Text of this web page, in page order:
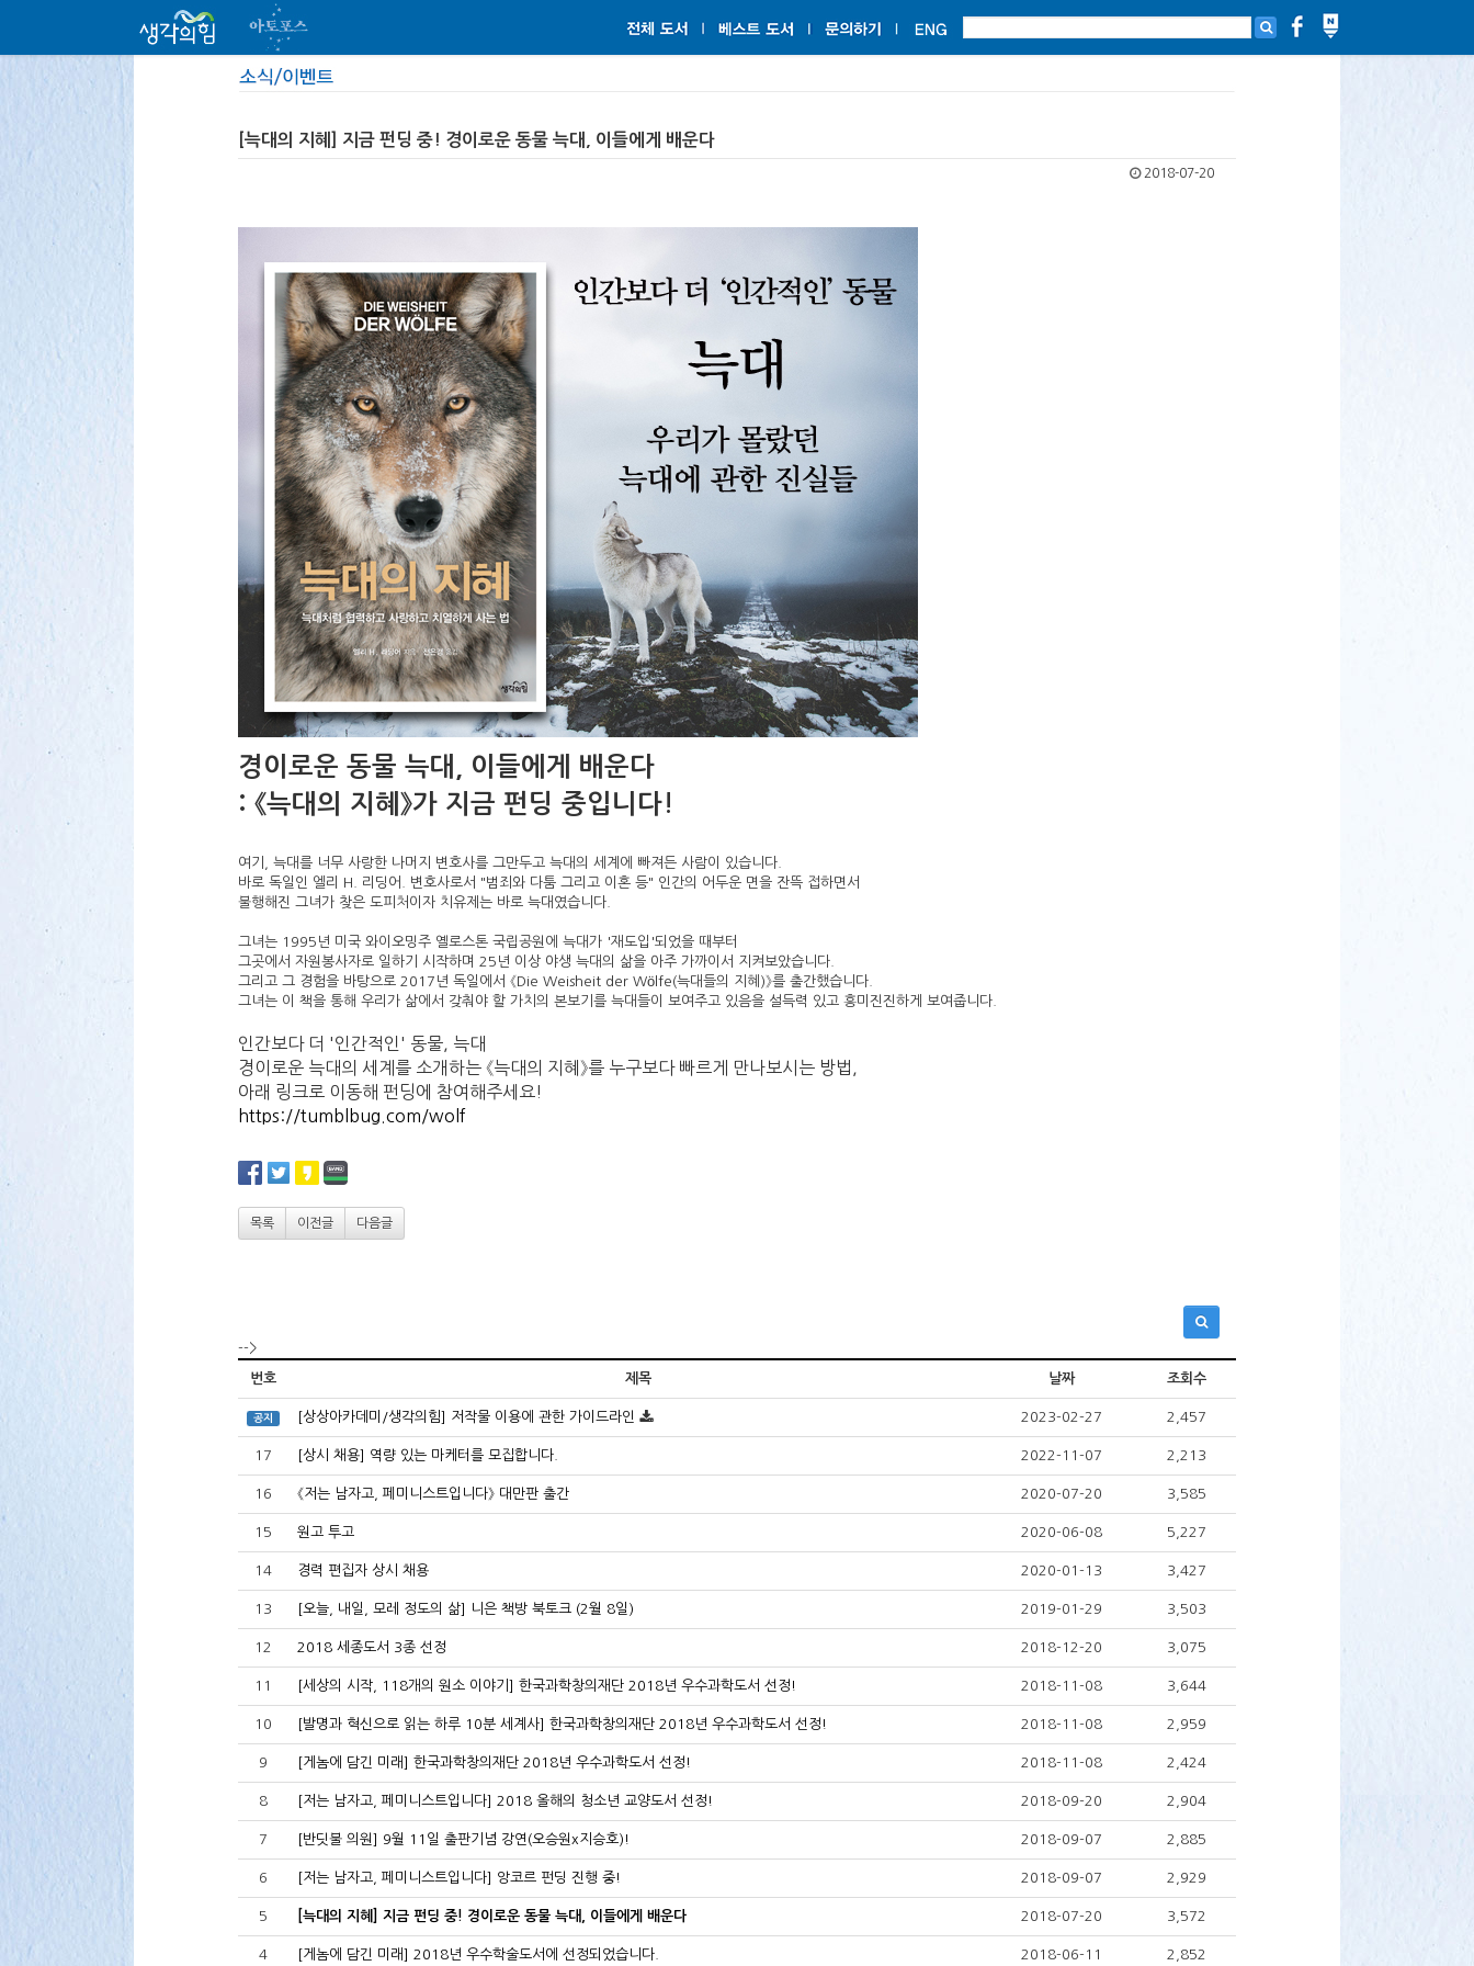
[늑대의 지혜] 지금 펀딩 중! 경이로운 동물 늑대, 이들에게 배운다
2018-07-20
경이로운 동물 늑대, 이들에게 배운다
: 《늑대의 지혜》가 지금 펀딩 중입니다!
여기, 늑대를 너무 사랑한 나머지 변호사를 그만두고 늑대의 세계에 빠져든 사람이 있습니다.
바로 독일인 엘리 H. 리딩어. 변호사로서 "범죄와 다툼 그리고 이혼 등" 인간의 어두운 면을 잔뜩 접하면서
불행해진 그녀가 찾은 도피처이자 치유제는 바로 늑대였습니다.
그녀는 1995년 미국 와이오밍주 옐로스톤 국립공원에 늑대가 '재도입'되었을 때부터
그곳에서 자원봉사자로 일하기 시작하며 25년 이상 야생 늑대의 삶을 아주 가까이서 지켜보았습니다.
그리고 그 경험을 바탕으로 2017년 독일에서 《Die Weisheit der Wölfe(늑대들의 지혜)》를 출간했습니다.
그녀는 이 책을 통해 우리가 삶에서 갖춰야 할 가치의 본보기를 늑대들이 보여주고 있음을 설득력 있고 흥미진진하게 보여줍니다.
인간보다 더 '인간적인' 동물, 늑대
경이로운 늑대의 세계를 소개하는 《늑대의 지혜》를 누구보다 빠르게 만나보시는 방법,
아래 링크로 이동해 펀딩에 참여해주세요!
https://tumblbug.com/wolf
목록 이전글 다음글
-->
번호 제목 날짜 조회수
공지 [상상아카데미/생각의힘] 저작물 이용에 관한 가이드라인 2023-02-27 2,457
17 [상시 채용] 역량 있는 마케터를 모집합니다. 2022-11-07 2,213
16 《저는 남자고, 페미니스트입니다》 대만판 출간 2020-07-20 3,585
15 원고 투고 2020-06-08 5,227
14 경력 편집자 상시 채용 2020-01-13 3,427
13 [오늘, 내일, 모레 정도의 삶] 니은 책방 북토크 (2월 8일) 2019-01-29 3,503
12 2018 세종도서 3종 선정 2018-12-20 3,075
11 [세상의 시작, 118개의 원소 이야기] 한국과학창의재단 2018년 우수과학도서 선정! 2018-11-08 3,644
10 [발명과 혁신으로 읽는 하루 10분 세계사] 한국과학창의재단 2018년 우수과학도서 선정! 2018-11-08 2,959
9 [게놈에 담긴 미래] 한국과학창의재단 2018년 우수과학도서 선정! 2018-11-08 2,424
8 [저는 남자고, 페미니스트입니다] 2018 올해의 청소년 교양도서 선정! 2018-09-20 2,904
7 [반딧불 의원] 9월 11일 출판기념 강연(오승원x지승호)! 2018-09-07 2,885
6 [저는 남자고, 페미니스트입니다] 앙코르 펀딩 진행 중! 2018-09-07 2,929
5 [늑대의 지혜] 지금 펀딩 중! 경이로운 동물 늑대, 이들에게 배운다 2018-07-20 3,572
4 [게놈에 담긴 미래] 2018년 우수학술도서에 선정되었습니다. 2018-06-11 2,852